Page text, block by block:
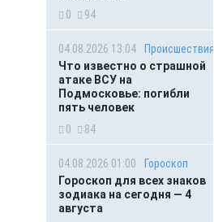
0
94
04.08.2026 13:04
Происшествия
Что известно о страшной
атаке ВСУ на
Подмосковье: погибли
пять человек
0
84
04.08.2026 01:00
Гороскоп
Гороскоп для всех знаков
зодиака на сегодня — 4
августа